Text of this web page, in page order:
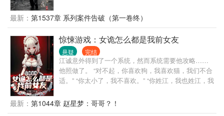
温情，有着些许的青涩的恋情，有着父慈子孝的亲
情，有着调皮的领导，无厘头的同事。 小警杜大用有
着不错的观察力，不错的逻辑思维能力，不错的判断
力，不错的想象力，面对案件百折不挠，从细微处入
手，从纷乱中抽丝剥茧，将一个个案件慢慢侦破。 没
有那些所谓的玄乎和悬乎，从头到尾的又臭又长，只
有一颗真正对刑警这个职业的尊重和敬畏之心。 作者
开篇写的有些青涩，后期写的稍微好点儿了，可以先
最新： 第1537章 系列案件告破（第一卷终）
惊悚游戏：女诡怎么都是我前女友
悬疑 完结
江诚意外得到了一个系统，然而系统需要他攻略……
他照做了。 “对不起，你喜欢狗，我喜欢猫，我们不合
适。” “你太小了，我不喜欢。” “你姓江，我也姓江，我
时候，以前攻略的女生都因各种意外而去世。 然而，
等他全部攻略成功以后，系统彻底消失了，直到诡异
最新： 第1044章 赵星梦：哥哥？！